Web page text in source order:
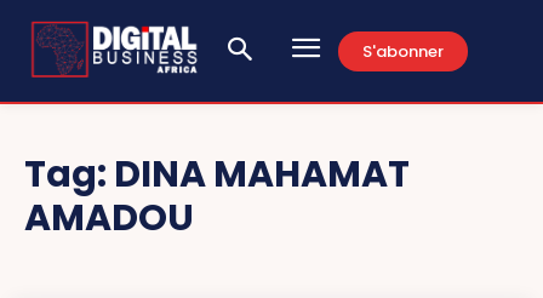
S'abonner
Tag: DINA MAHAMAT
AMADOU